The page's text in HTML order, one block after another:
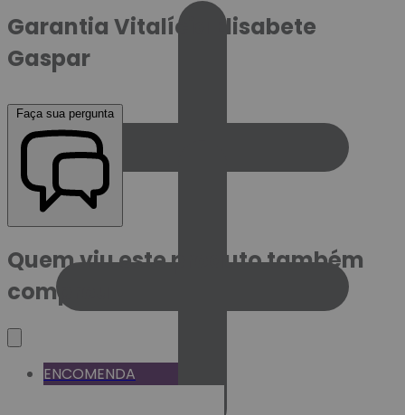
Garantia Vitalícia Elisabete
Gaspar
Faça sua pergunta
Quem viu este produto também
comprou